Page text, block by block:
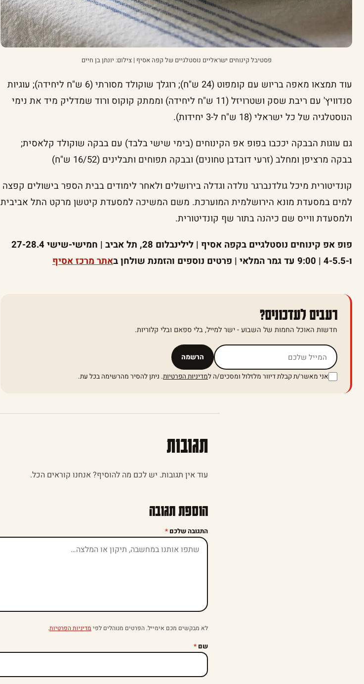
פסטיבל קינוחים ישראליים נוסטלגיים של קפה אסיף | צילום: יונתן בן חיים
עוד תמצאו מאפה בריוש עם קומפוט (24 ש"ח); רוגלך שוקולד מסורתי (6 ש"ח ליחידה); עוגיות
סנדוויץ' עם ריבת שסק ושטרויזל (11 ש"ח ליחידה) וממתק קוקוס ורוד שמדליק מיד את נימי
הנוסטלגיה של כל ישראלי (18 ש"ח ל-3 יחידות).
גם עוגות הבבקה יככבו בפופ אפ הקינוחים (בימי שישי בלבד) עם בבקה שוקולד קלאסית;
בבקה מרציפן ומחלב (זרעי דובדבן טחונים) ובבקה תפוחים ותבלינים (16/52 ש"ח)
קונדיטורית מיכל גולדנברגר נולדה וגדלה בירושלים ולאחר לימודים בבית הספר בישולים קפצה
למים במסעדת מונא הירושלמית המוערכת. משם המשיכה למסעדת קיטשן מרקט התל אביבית
ולמסעדת ווייס שם כיהנה בתור שף קונדיטורית.
פופ אפ קינוחים נוסטלגיים בקפה אסיף | לילינבלום 28, תל אביב | חמישי-שישי 27-28.4
ו-4-5.5 | 9:00 עד גמר המלאי | פרטים נוספים והזמנת שולחן ב
אתר מרכז אסיף
רעבים לעדכונים?
חדשות האוכל החמות של השבוע - ישר למייל, בלי ספאם ובלי קלוריות.
הרשמה אל תמלאו שדה זה
אני מאשר/ת קבלת דיוור מלזלול ומסכים/ה למדיניות הפרטיות. ניתן להסיר מהרשימה בכל עת.
תגובות
עוד אין תגובות. יש לכם מה להוסיף? אנחנו קוראים הכל.
הוספת תגובה
התגובה שלכם *
לא מבקשים מכם אימייל. הפרטים מנוהלים לפי מדיניות הפרטיות.
שם *